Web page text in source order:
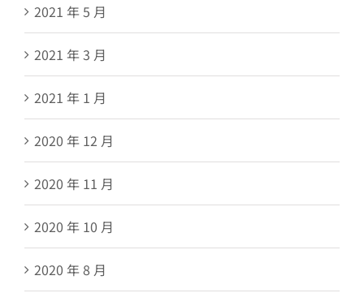
2021 年 5 月
2021 年 3 月
2021 年 1 月
2020 年 12 月
2020 年 11 月
2020 年 10 月
2020 年 8 月